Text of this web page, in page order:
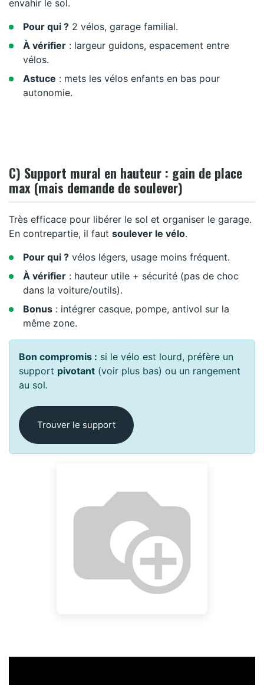
envahir le sol.
Pour qui ? 2 vélos, garage familial.
À vérifier : largeur guidons, espacement entre
vélos.
Astuce : mets les vélos enfants en bas pour
autonomie.
C) Support mural en hauteur : gain de place
max (mais demande de soulever)
Très efficace pour libérer le sol et organiser le garage.
En contrepartie, il faut soulever le vélo.
Pour qui ? vélos légers, usage moins fréquent.
À vérifier : hauteur utile + sécurité (pas de choc
dans la voiture/outils).
Bonus : intégrer casque, pompe, antivol sur la
même zone.
Bon compromis : si le vélo est lourd, préfère un
support pivotant (voir plus bas) ou un rangement
au sol.
Trouver le support